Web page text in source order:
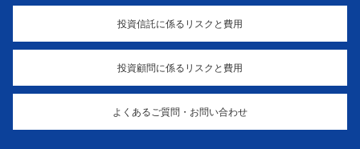
投資信託に係るリスクと費用
投資顧問に係るリスクと費用
よくあるご質問・お問い合わせ